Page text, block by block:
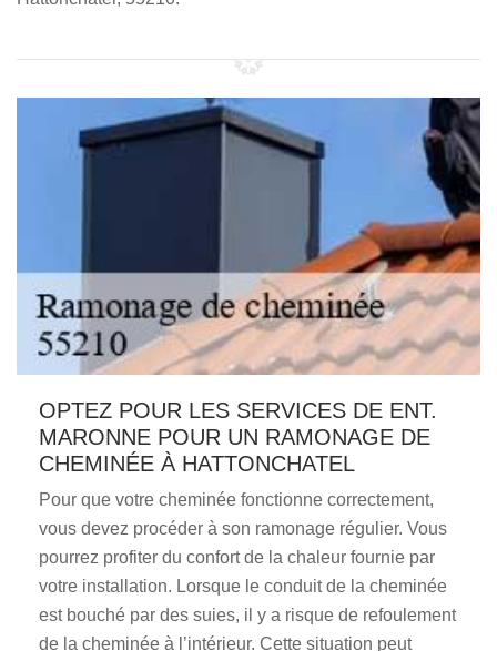
OPTEZ POUR LES SERVICES DE ENT.
MARONNE POUR UN RAMONAGE DE
CHEMINÉE À HATTONCHATEL
Pour que votre cheminée fonctionne correctement,
vous devez procéder à son ramonage régulier. Vous
pourrez profiter du confort de la chaleur fournie par
votre installation. Lorsque le conduit de la cheminée
est bouché par des suies, il y a risque de refoulement
de la cheminée à l’intérieur. Cette situation peut